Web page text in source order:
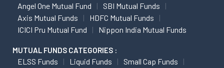
Angel One Mutual Fund
SBI Mutual Funds
Axis Mutual Funds
HDFC Mutual Funds
ICICI Pru Mutual Fund
Nippon India Mutual Funds
MUTUAL FUNDS CATEGORIES :
ELSS Funds Liquid Funds
Small Cap Funds